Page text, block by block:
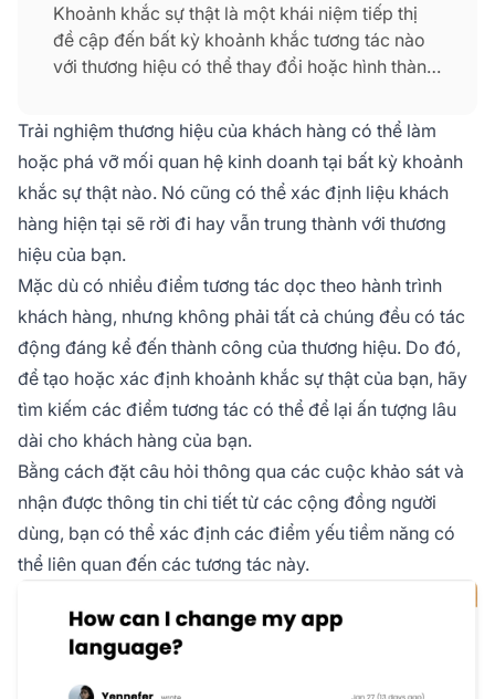
Khoảnh khắc sự thật là một khái niệm tiếp thị
đề cập đến bất kỳ khoảnh khắc tương tác nào
với thương hiệu có thể thay đổi hoặc hình thành
hoặc dịch vụ của nó.
Trải nghiệm thương hiệu của khách hàng có thể làm
hoặc phá vỡ mối quan hệ kinh doanh tại bất kỳ khoảnh
khắc sự thật nào. Nó cũng có thể xác định liệu khách
hàng hiện tại sẽ rời đi hay vẫn trung thành với thương
hiệu của bạn.
Mặc dù có nhiều điểm tương tác dọc theo hành trình
khách hàng, nhưng không phải tất cả chúng đều có tác
động đáng kể đến thành công của thương hiệu. Do đó,
để tạo hoặc xác định khoảnh khắc sự thật của bạn, hãy
tìm kiếm các điểm tương tác có thể để lại ấn tượng lâu
dài cho khách hàng của bạn.
Bằng cách đặt câu hỏi thông qua các cuộc khảo sát và
nhận được thông tin chi tiết từ các cộng đồng người
dùng, bạn có thể xác định các điểm yếu tiềm năng có
thể liên quan đến các tương tác này.